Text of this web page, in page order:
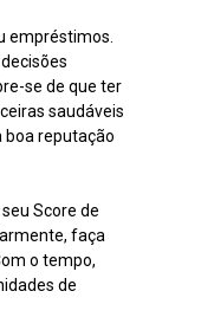
empréstimos.
se de que ter
saudáveis
boa reputação
Score de
faça
o tempo,
de